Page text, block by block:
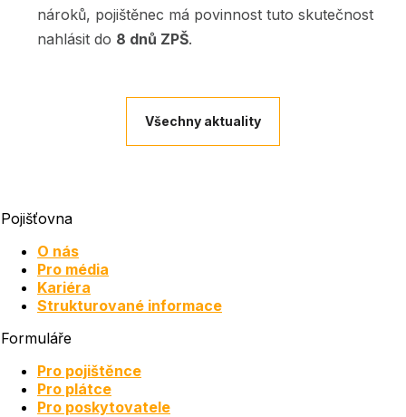
nároků, pojištěnec má povinnost tuto skutečnost
nahlásit do 8 dnů ZPŠ.
Všechny aktuality
Pojišťovna
O nás
Pro média
Kariéra
Strukturované informace
Formuláře
Pro pojištěnce
Pro plátce
Pro poskytovatele